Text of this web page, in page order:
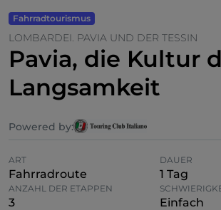
Fahrradtourismus
LOMBARDEI. PAVIA UND DER TESSIN
Pavia, die Kultur
Langsamkeit
Powered by:
ART
Fahrradroute
DAUER
1 Tag
ANZAHL DER ETAPPEN
3 Einfach